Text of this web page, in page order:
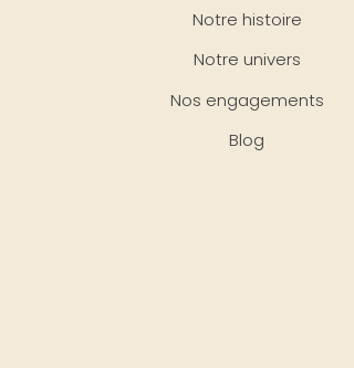
Notre histoire
Notre univers
Nos engagements
Blog